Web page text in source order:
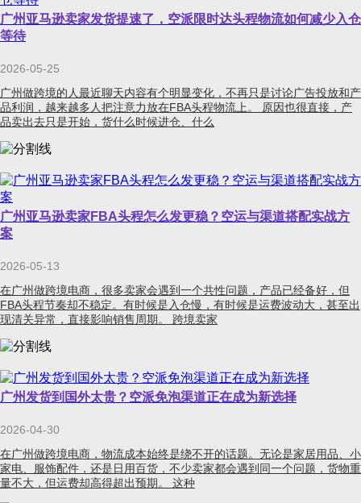
广州亚马逊卖家发货提速了，空派限时达头程物流如何减少入仓
等待
2026-05-25
广州做跨境的人最近聊天内容有个明显变化，不再只是讨论广告投放和产
品利润，越来越多人把注意力放在FBA头程物流上。 原因也很直接，产
品卖出去只是开始，货什么时候进仓、什么
广州亚马逊卖家FBA头程怎么发更稳？空运与渠道搭配实战方
案
2026-05-13
在广州做跨境电商，很多卖家会遇到一个共性问题，产品已经备好，但
FBA头程节奏却不稳定。有时候是入仓慢，有时候是运费波动大，甚至出
现清关异常，直接影响销售周期。 跨境卖家
广州发货到国外太贵？空派免泡渠道正在成为新选择
2026-04-30
在广州做跨境电商，物流成本始终是绕不开的话题。无论是家居用品、小
家电、服饰配件，还是日用百货，不少卖家都会遇到同一个问题，货物重
量不大，但运费却高得超出预期。 这种